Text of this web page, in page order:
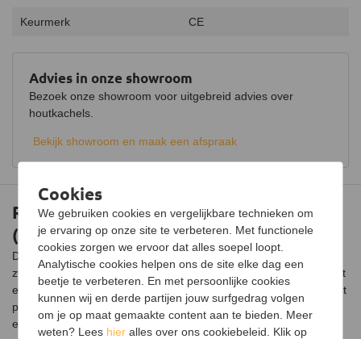
Rozet voor dubbelwandig Ø80/130mm
(zwart)
Deze rozet is voor een langere levensduur afgewerkt met een
zwarte poedercoating. Geschikt voor een dubbelwandige pijp met
een buitendiameter van 130 mm. Wanneer de kachelpijp door het
plafond gaat is hiervoor een dubbelwandige pijp nodig. Middels
een rozet wordt het gat mooi afgedicht.
Advies in onze showroom
Bezoek onze showroom voor uitgebreid advies over
houtkachels.
Bekijk showroom en maak een afspraak
Keurmerk CE
Cookies
We gebruiken cookies en vergelijkbare technieken om
je ervaring op onze site te verbeteren. Met functionele
cookies zorgen we ervoor dat alles soepel loopt.
Analytische cookies helpen ons de site elke dag een
beetje te verbeteren. En met persoonlijke cookies
kunnen wij en derde partijen jouw surfgedrag volgen
om je op maat gemaakte content aan te bieden. Meer
weten? Lees hier alles over ons cookiebeleid. Klik op